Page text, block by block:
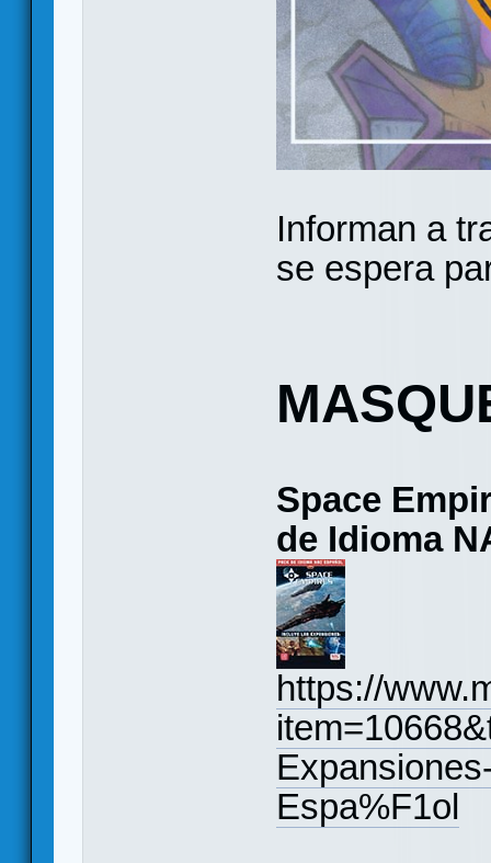
Informan a
se espera
Space
de Idioma
https://
Espa%F1ol